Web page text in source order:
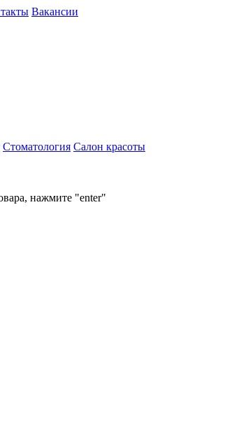
Вакансии
Стоматология Салон красоты
нажмите "enter"